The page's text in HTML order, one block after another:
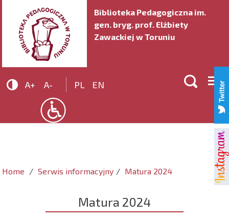
Biblioteka Pedagogiczna im.
gen. bryg. prof. Elżbiety
Zawackiej w Toruniu
 A+ A- PL EN 
Home Serwis informacyjny Matura 2024
Matura 2024